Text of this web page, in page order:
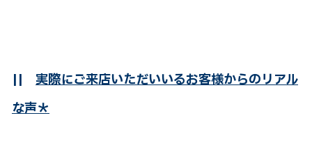
|| 実際にご来店いただいいるお客様からのリアル
な声＊